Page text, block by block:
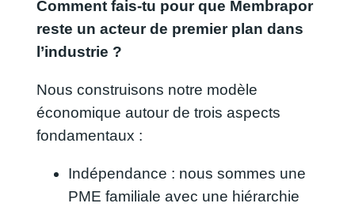
Comment fais-tu pour que Membrapor
reste un acteur de premier plan dans
l’industrie ?
Nous construisons notre modèle
économique autour de trois aspects
fondamentaux :
Indépendance : nous sommes une
PME familiale avec une hiérarchie